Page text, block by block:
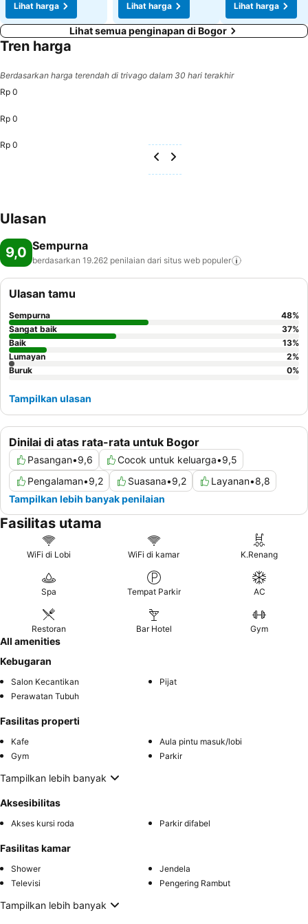
Lihat harga
Lihat harga
Lihat harga
Lihat semua penginapan di Bogor
Tren harga
Berdasarkan harga terendah di trivago dalam 30 hari terakhir
Rp 0
Rp 0
Rp 0
Ulasan
9,0 Sempurna
berdasarkan 19.262 penilaian dari situs web populer
Dinilai di atas rata-rata untuk Bogor
Pasangan•9,6 Cocok untuk keluarga•9,5
Pengalaman•9,2 Suasana•9,2 Layanan•8,8
Tampilkan lebih banyak penilaian
Ulasan tamu
Sempurna 48%
Sangat baik
37%
Baik
13%
Lumayan
2%
Buruk
0%
Tampilkan ulasan
Fasilitas utama
WiFi di Lobi WiFi di kamar K.Renang
Spa Tempat Parkir AC
Restoran Bar Hotel Gym
All amenities
Kebugaran
Salon Kecantikan
Pijat
Perawatan Tubuh
Fasilitas properti
Kafe
Aula pintu masuk/lobi
Gym
Parkir
Tampilkan lebih banyak
Aksesibilitas
Akses kursi roda Parkir difabel
Fasilitas kamar
Shower
Jendela
Televisi
Pengering Rambut
Tampilkan lebih banyak